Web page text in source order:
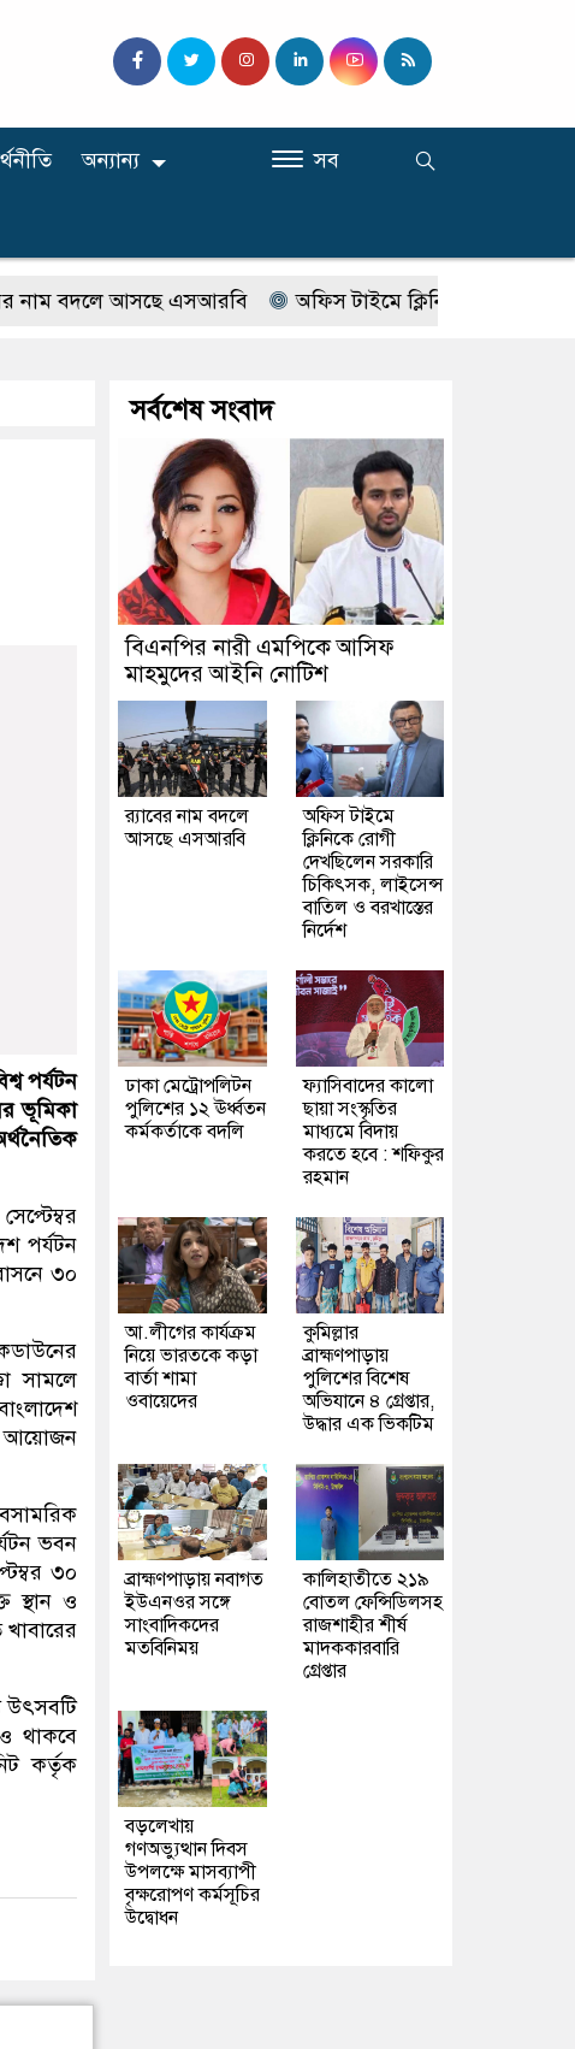
অন্যান্য সব
বদলে আসছে এসআরবি অফিস টাইমে ক্লিনিকে রোগী দেখছিলেন
পর্যটন
ভূমিকা
পর্যটন
৩০
সামলে
আয়োজন
ভবন
৩০
স্থান ও
খাবারের
উৎসবটি
থাকবে
কর্তৃক
সর্বশেষ সংবাদ
বিএনপির নারী এমপিকে আসিফ
মাহমুদের আইনি নোটিশ
র‍্যাবের নাম বদলে
আসছে এসআরবি
অফিস টাইমে
ক্লিনিকে রোগী
দেখছিলেন সরকারি
চিকিৎসক, লাইসেন্স
বাতিল ও বরখাস্তের
নির্দেশ
ঢাকা মেট্রোপলিটন
পুলিশের ১২ ঊর্ধ্বতন
কর্মকর্তাকে বদলি
ফ্যাসিবাদের কালো
ছায়া সংস্কৃতির
মাধ্যমে বিদায়
করতে হবে : শফিকুর
রহমান
আ.লীগের কার্যক্রম
নিয়ে ভারতকে কড়া
বার্তা শামা
ওবায়েদের
কুমিল্লার
ব্রাহ্মণপাড়ায়
পুলিশের বিশেষ
অভিযানে ৪ গ্রেপ্তার,
উদ্ধার এক ভিকটিম
ব্রাহ্মণপাড়ায় নবাগত
ইউএনওর সঙ্গে
সাংবাদিকদের
মতবিনিময়
কালিহাতীতে ২১৯
বোতল ফেন্সিডিলসহ
রাজশাহীর শীর্ষ
মাদককারবারি
গ্রেপ্তার
বড়লেখায়
গণঅভ্যুত্থান দিবস
উপলক্ষে মাসব্যাপী
বৃক্ষরোপণ কর্মসূচির
উদ্বোধন